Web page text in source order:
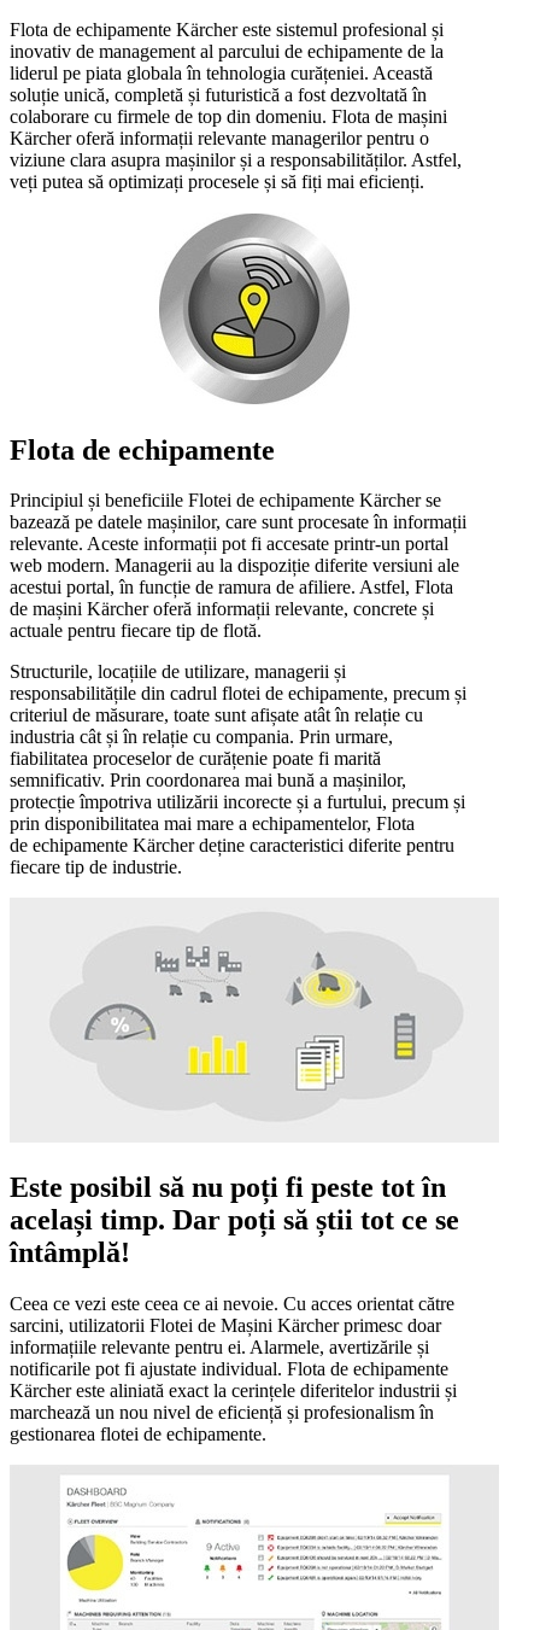
Flota de echipamente Kärcher este sistemul profesional și
inovativ de management al parcului de echipamente de la
liderul pe piata globala în tehnologia curățeniei. Această
soluție unică, completă și futuristică a fost dezvoltată în
colaborare cu firmele de top din domeniu. Flota de mașini
Kärcher oferă informații relevante managerilor pentru o
viziune clara asupra mașinilor și a responsabilităților. Astfel,
veți putea să optimizați procesele și să fiți mai eficienți.
Flota de echipamente
Principiul și beneficiile Flotei de echipamente Kärcher se
bazează pe datele mașinilor, care sunt procesate în informații
relevante. Aceste informații pot fi accesate printr-un portal
web modern. Managerii au la dispoziție diferite versiuni ale
acestui portal, în funcție de ramura de afiliere. Astfel, Flota
de mașini Kärcher oferă informații relevante, concrete și
actuale pentru fiecare tip de flotă.
Structurile, locațiile de utilizare, managerii și
responsabilitățile din cadrul flotei de echipamente, precum și
criteriul de măsurare, toate sunt afișate atât în relație cu
industria cât și în relație cu compania. Prin urmare,
fiabilitatea proceselor de curățenie poate fi marită
semnificativ. Prin coordonarea mai bună a mașinilor,
protecție împotriva utilizării incorecte și a furtului, precum și
prin disponibilitatea mai mare a echipamentelor, Flota
de echipamente Kärcher deține caracteristici diferite pentru
fiecare tip de industrie.
Este posibil să nu poți fi peste tot în
același timp. Dar poți să știi tot ce se
întâmplă!
Ceea ce vezi este ceea ce ai nevoie. Cu acces orientat către
sarcini, utilizatorii Flotei de Mașini Kärcher primesc doar
informațiile relevante pentru ei. Alarmele, avertizările și
notificarile pot fi ajustate individual. Flota de echipamente
Kärcher este aliniată exact la cerințele diferitelor industrii și
marchează un nou nivel de eficiență și profesionalism în
gestionarea flotei de echipamente.